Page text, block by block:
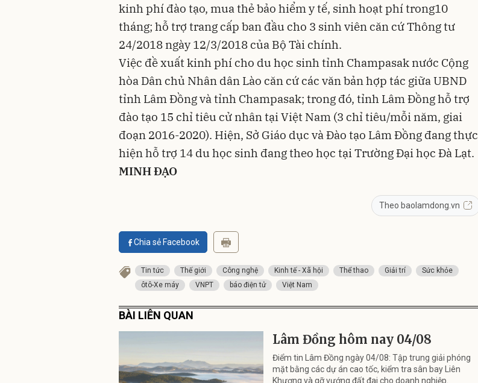
kinh phí đào tạo, mua thẻ bảo hiểm y tế, sinh hoạt phí trong10
tháng; hỗ trợ trang cấp ban đầu cho 3 sinh viên căn cứ Thông tư
24/2018 ngày 12/3/2018 của Bộ Tài chính.
Việc đề xuất kinh phí cho du học sinh tỉnh Champasak nước Cộng
hòa Dân chủ Nhân dân Lào căn cứ các văn bản hợp tác giữa UBND
tỉnh Lâm Đồng và tỉnh Champasak; trong đó, tỉnh Lâm Đồng hỗ trợ
đào tạo 15 chỉ tiêu cử nhân tại Việt Nam (3 chỉ tiêu/mỗi năm, giai
đoạn 2016-2020). Hiện, Sở Giáo dục và Đào tạo Lâm Đồng đang thực
hiện hỗ trợ 14 du học sinh đang theo học tại Trường Đại học Đà Lạt.
MINH ĐẠO
Theo baolamdong.vn
Chia sẻ Facebook
Tin tức Thế giới Công nghệ Kinh tế - Xã hội Thể thao Giải trí
Sức khỏe
ôtô-Xe máy
VNPT báo điện tử Việt Nam
BÀI LIÊN QUAN
Lâm Đồng hôm nay 04/08
Điểm tin Lâm Đồng ngày 04/08: Tập trung giải phóng
mặt bằng các dự án cao tốc, kiểm tra sân bay Liên
Khương và gỡ vướng đất đai cho doanh nghiệp.